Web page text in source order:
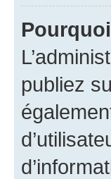
publiez